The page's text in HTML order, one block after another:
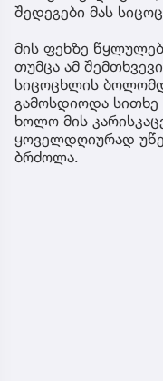
შედეგები მას
მის ფეხზე
თუმცა ამ
სიცოცხლის
გამოსდიოდა
ხოლო მის
ყოველდღიურად
ბრძოლა.